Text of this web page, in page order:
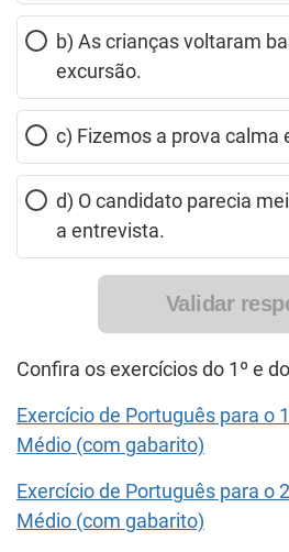
b) As crianças voltaram
excursão.
c) Fizemos a prova calma
d) O candidato parecia
a entrevista.
Validar
Confira os exercícios do 1º e
Exercício de Português para o
Médio (com gabarito)
Exercício de Português para o
Médio (com gabarito)